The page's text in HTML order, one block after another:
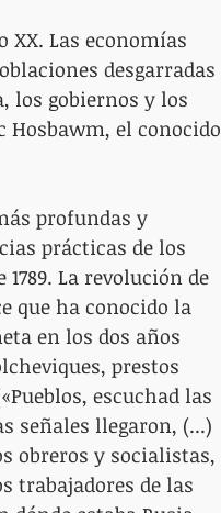
Las economías
desgarradas
los gobiernos y los
Hosbawm, el conocido
profundas y
prácticas de los
La revolución de
que ha conocido la
en los dos años
prestos
escuchad las
señales llegaron, (...)
obreros y socialistas,
trabajadores de las